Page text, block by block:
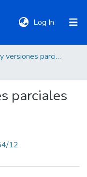
Log In (current)
Extractos y versiones parciales de tesis
parciales
12